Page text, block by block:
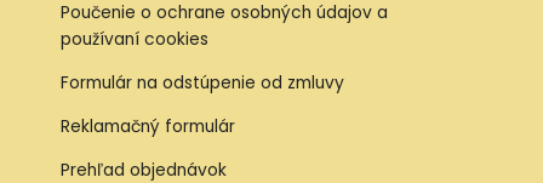
Poučenie o ochrane osobných údajov a
používaní cookies
Formulár na odstúpenie od zmluvy
Reklamačný formulár
Prehľad objednávok